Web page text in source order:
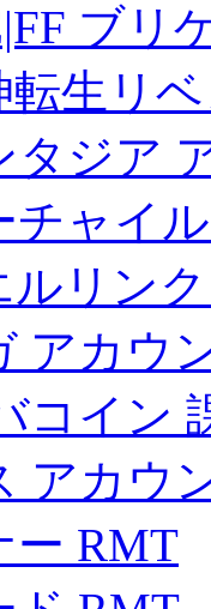
ブリ
転生リ
タジア
チャイ
ルリン
アカウ
コイン
アカウ
ー RMT